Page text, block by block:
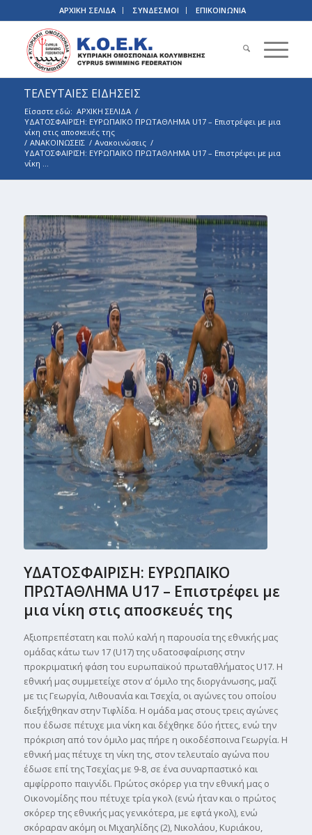
ΑΡΧΙΚΗ ΣΕΛΙΔΑ ΣΥΝΔΕΣΜΟΙ ΕΠΙΚΟΙΝΩΝΙΑ
ΤΕΛΕΥΤΑΙΕΣ ΕΙΔΗΣΕΙΣ
Είσαστε εδώ: ΑΡΧΙΚΗ ΣΕΛΙΔΑ /
ΥΔΑΤΟΣΦΑΙΡΙΣΗ: ΕΥΡΩΠΑΪΚΟ ΠΡΩΤΑΘΛΗΜΑ U17 – Επιστρέφει με μια
νίκη στις αποσκευές της
/ ΑΝΑΚΟΙΝΩΣΕΙΣ / Ανακοινώσεις /
ΥΔΑΤΟΣΦΑΙΡΙΣΗ: ΕΥΡΩΠΑΪΚΟ ΠΡΩΤΑΘΛΗΜΑ U17 – Επιστρέφει με μια
νίκη ...
ΥΔΑΤΟΣΦΑΙΡΙΣΗ: ΕΥΡΩΠΑΪΚΟ
ΠΡΩΤΑΘΛΗΜΑ U17 – Επιστρέφει με
μια νίκη στις αποσκευές της
Αξιοπρεπέστατη και πολύ καλή η παρουσία της εθνικής μας
ομάδας κάτω των 17 (U17) της υδατοσφαίρισης στην
προκριματική φάση του ευρωπαϊκού πρωταθλήματος U17. Η
εθνική μας συμμετείχε στον α’ όμιλο της διοργάνωσης, μαζί
με τις Γεωργία, Λιθουανία και Τσεχία, οι αγώνες του οποίου
διεξήχθηκαν στην Τιφλίδα. Η ομάδα μας στους τρεις αγώνες
που έδωσε πέτυχε μια νίκη και δέχθηκε δύο ήττες, ενώ την
πρόκριση από τον όμιλο μας πήρε η οικοδέσποινα Γεωργία. Η
εθνική μας πέτυχε τη νίκη της, στον τελευταίο αγώνα που
έδωσε επί της Τσεχίας με 9-8, σε ένα συναρπαστικό και
αμφίρροπο παιγνίδι. Πρώτος σκόρερ για την εθνική μας ο
Οικονομίδης που πέτυχε τρία γκολ (ενώ ήταν και ο πρώτος
σκόρερ της εθνικής μας γενικότερα, με εφτά γκολ), ενώ
σκόραραν ακόμη οι Μιχαηλίδης (2), Νικολάου, Κυριάκου,